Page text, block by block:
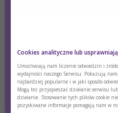
Wykład dostępny także w
Zapraszamy do zapoznania się!
Odcinek nr 1: Przewód
Czy jesteś osobą
zakresu medycyny,
Tak
Cookies analityczne lub
Umożliwiają nam liczenie odwiedzin i
wydajności naszego Serwisu. Pokazują
najbardziej popularne i w jaki sposób
Mogą też przyspieszać działanie serwisu
działanie. Stosowanie tych plików cookie
pozyskiwane informacje pomagają nam w